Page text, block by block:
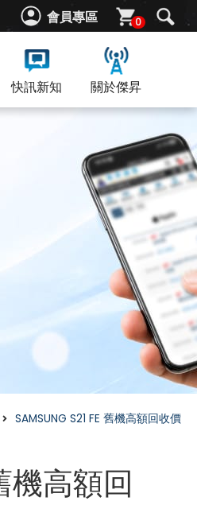
會員專區 0
快訊新知 關於傑昇
SAMSUNG S21 FE 舊機高額回收價
機高額回